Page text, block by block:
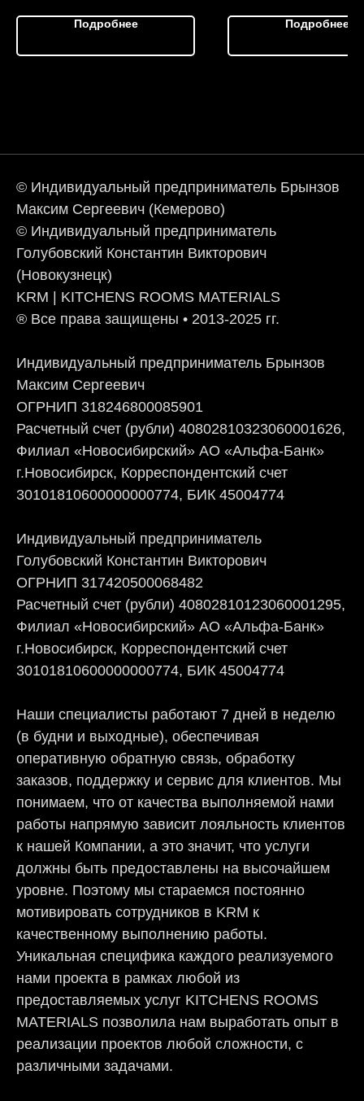
Подробнее Подробнее
© Индивидуальный предприниматель Брынзов
Максим Сергеевич (Кемерово)
© Индивидуальный предприниматель
Голубовский Константин Викторович
(Новокузнецк)
KRM | KITCHENS ROOMS MATERIALS
® Все права защищены • 2013-2025 гг.
Индивидуальный предприниматель Брынзов
Максим Сергеевич
ОГРНИП 318246800085901
Расчетный счет (рубли) 40802810323060001626,
Филиал «Новосибирский» АО «Альфа-Банк»
г.Новосибирск, Корреспондентский счет
30101810600000000774, БИК 45004774
Индивидуальный предприниматель
Голубовский Константин Викторович
ОГРНИП 317420500068482
Расчетный счет (рубли) 40802810123060001295,
Филиал «Новосибирский» АО «Альфа-Банк»
г.Новосибирск, Корреспондентский счет
30101810600000000774, БИК 45004774
Наши специалисты работают 7 дней в неделю
(в будни и выходные), обеспечивая
оперативную обратную связь, обработку
заказов, поддержку и сервис для клиентов. Мы
понимаем, что от качества выполняемой нами
работы напрямую зависит лояльность клиентов
к нашей Компании, а это значит, что услуги
должны быть предоставлены на высочайшем
уровне. Поэтому мы стараемся постоянно
мотивировать сотрудников в KRM к
качественному выполнению работы.
Уникальная специфика каждого реализуемого
нами проекта в рамках любой из
предоставляемых услуг KITCHENS ROOMS
MATERIALS позволила нам выработать опыт в
реализации проектов любой сложности, с
различными задачами.